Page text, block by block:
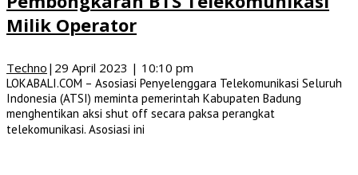
Milik Operator
Techno | 29 April 2023 | 10:10 pm
LOKABALI.COM – Asosiasi Penyelenggara Telekomunikasi Seluruh
Indonesia (ATSI) meminta pemerintah Kabupaten Badung
menghentikan aksi shut off secara paksa perangkat
telekomunikasi. Asosiasi ini